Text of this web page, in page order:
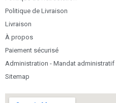
Politique de Livraison
Livraison
À propos
Paiement sécurisé
Administration - Mandat administratif
Sitemap